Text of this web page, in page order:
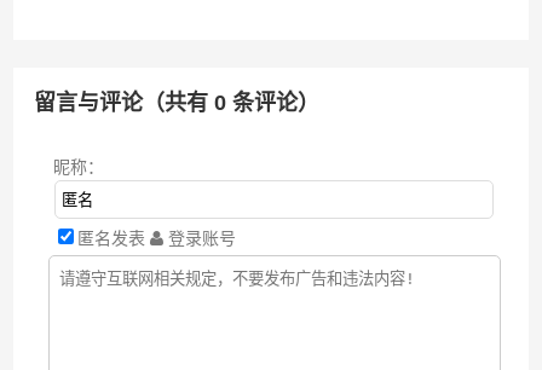
留言与评论（共有0 条评论）
昵称：
匿名发表 登录账号